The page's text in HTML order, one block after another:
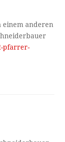
einem anderen
pfarrer-